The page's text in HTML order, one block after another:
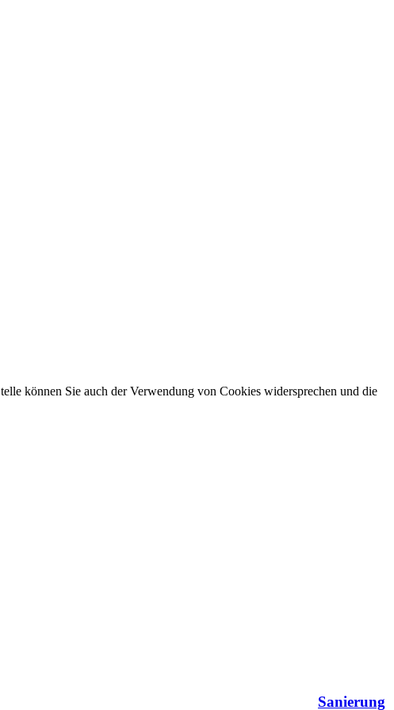
Sanierung
können Sie auch der Verwendung von Cookies widersprechen und die